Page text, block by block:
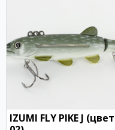
IZUMI FLY PIKE J (цвет